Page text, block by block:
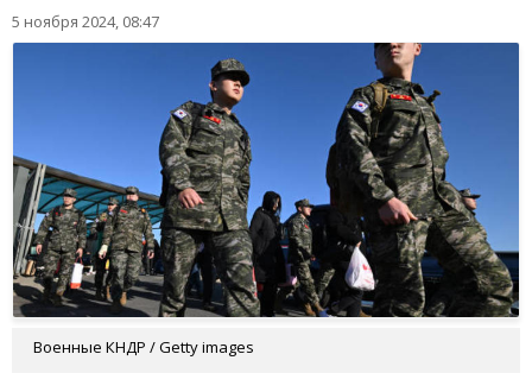
5 ноября 2024, 08:47
Военные КНДР / Getty images